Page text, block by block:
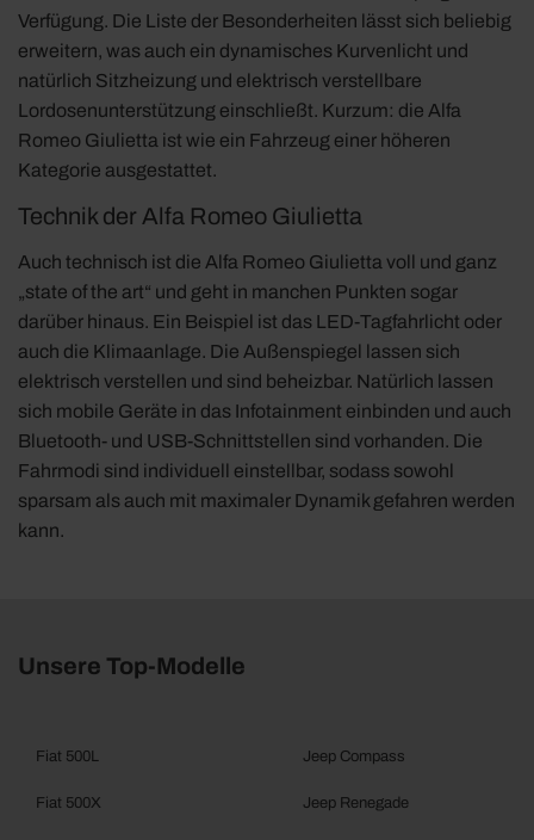
Verfügung. Die Liste der Besonderheiten lässt sich beliebig
erweitern, was auch ein dynamisches Kurvenlicht und
natürlich Sitzheizung und elektrisch verstellbare
Lordosenunterstützung einschließt. Kurzum: die Alfa
Romeo Giulietta ist wie ein Fahrzeug einer höheren
Kategorie ausgestattet.
Technik der Alfa Romeo Giulietta
Auch technisch ist die Alfa Romeo Giulietta voll und ganz
„state of the art“ und geht in manchen Punkten sogar
darüber hinaus. Ein Beispiel ist das LED-Tagfahrlicht oder
auch die Klimaanlage. Die Außenspiegel lassen sich
elektrisch verstellen und sind beheizbar. Natürlich lassen
sich mobile Geräte in das Infotainment einbinden und auch
Bluetooth- und USB-Schnittstellen sind vorhanden. Die
Fahrmodi sind individuell einstellbar, sodass sowohl
sparsam als auch mit maximaler Dynamik gefahren werden
kann.
Unsere Top-Modelle
Fiat 500L
Fiat 500X
Jeep Compass
Jeep Renegade